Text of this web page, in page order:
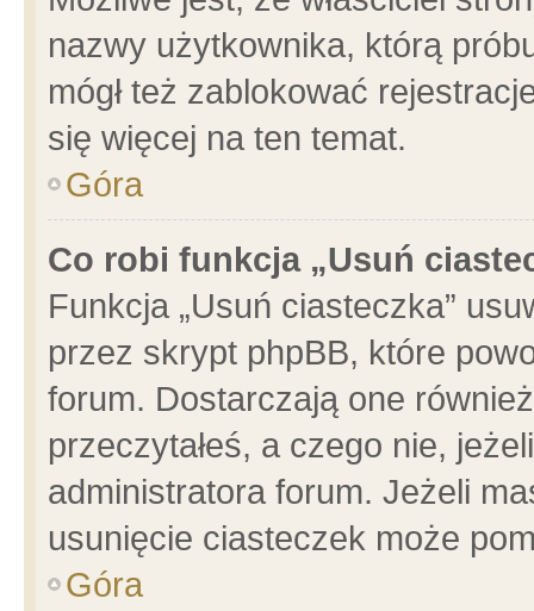
nazwy użytkownika, którą
mógł też zablokować
się więcej na ten temat.
Góra
Co robi funkcja „Usuń
Funkcja „Usuń ciasteczka”
przez skrypt phpBB, które
forum. Dostarczają one
przeczytałeś, a czego nie,
administratora forum. Jeżeli
usunięcie ciasteczek może
Góra